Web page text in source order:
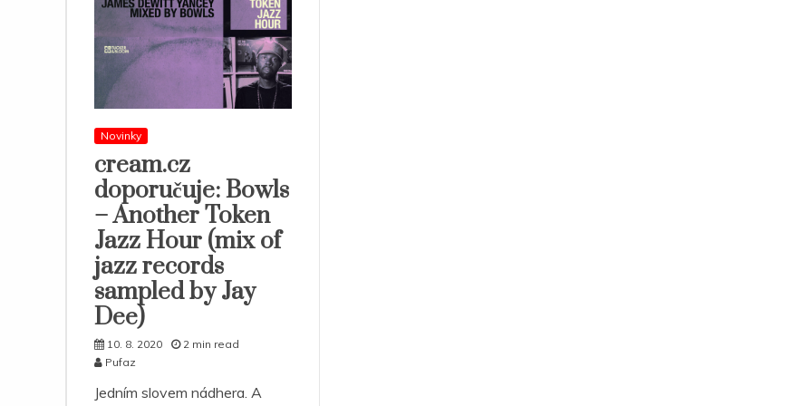
Novinky
cream.cz
doporučuje: Bowls
– Another Token
Jazz Hour (mix of
jazz records
sampled by Jay
Dee)
10. 8. 2020
2 min read
Pufaz
Jedním slovem nádhera. A